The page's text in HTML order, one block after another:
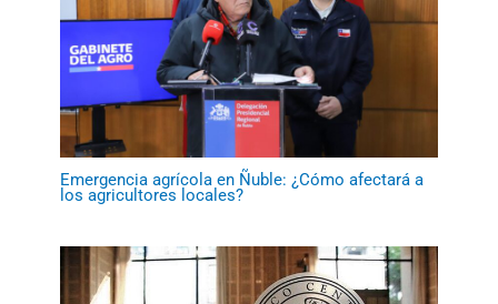
Emergencia agrícola en Ñuble: ¿Cómo afectará a
los agricultores locales?